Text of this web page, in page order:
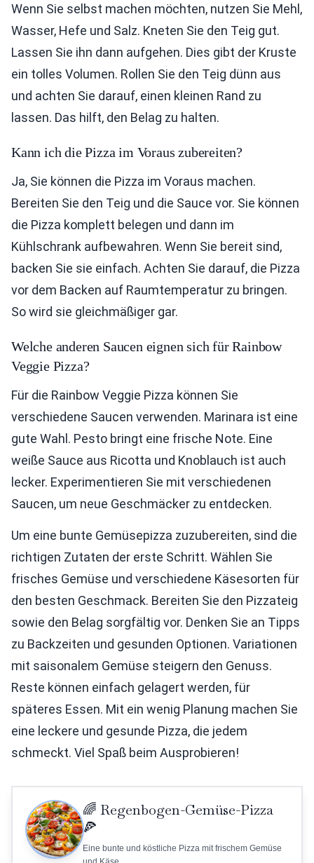
Wenn Sie selbst machen möchten, nutzen Sie Mehl,
Wasser, Hefe und Salz. Kneten Sie den Teig gut.
Lassen Sie ihn dann aufgehen. Dies gibt der Kruste
ein tolles Volumen. Rollen Sie den Teig dünn aus
und achten Sie darauf, einen kleinen Rand zu
lassen. Das hilft, den Belag zu halten.
Kann ich die Pizza im Voraus zubereiten?
Ja, Sie können die Pizza im Voraus machen.
Bereiten Sie den Teig und die Sauce vor. Sie können
die Pizza komplett belegen und dann im
Kühlschrank aufbewahren. Wenn Sie bereit sind,
backen Sie sie einfach. Achten Sie darauf, die Pizza
vor dem Backen auf Raumtemperatur zu bringen.
So wird sie gleichmäßiger gar.
Welche anderen Saucen eignen sich für Rainbow
Veggie Pizza?
Für die Rainbow Veggie Pizza können Sie
verschiedene Saucen verwenden. Marinara ist eine
gute Wahl. Pesto bringt eine frische Note. Eine
weiße Sauce aus Ricotta und Knoblauch ist auch
lecker. Experimentieren Sie mit verschiedenen
Saucen, um neue Geschmäcker zu entdecken.
Um eine bunte Gemüsepizza zuzubereiten, sind die
richtigen Zutaten der erste Schritt. Wählen Sie
frisches Gemüse und verschiedene Käsesorten für
den besten Geschmack. Bereiten Sie den Pizzateig
sowie den Belag sorgfältig vor. Denken Sie an Tipps
zu Backzeiten und gesunden Optionen. Variationen
mit saisonalem Gemüse steigern den Genuss.
Reste können einfach gelagert werden, für
späteres Essen. Mit ein wenig Planung machen Sie
eine leckere und gesunde Pizza, die jedem
schmeckt. Viel Spaß beim Ausprobieren!
🌈 Regenbogen-Gemüse-Pizza
🍕
Eine bunte und köstliche Pizza mit frischem Gemüse